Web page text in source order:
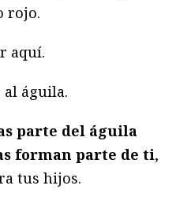
rojo.
aquí.
al águila.
parte del águila
forman parte de ti,
tus hijos.